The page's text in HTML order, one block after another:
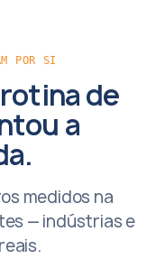
POR SI
de
a
medidos na
— indústrias e